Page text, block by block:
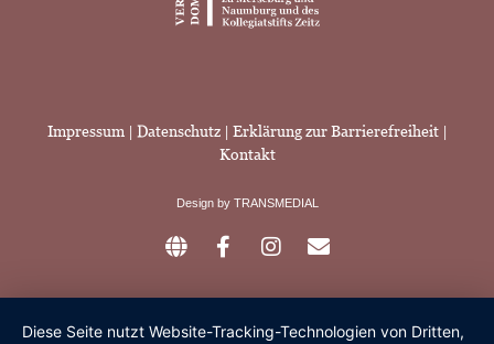
Impressum| Datenschutz | Erklärung zur Barrierefreiheit |
Kontakt
Design by TRANSMEDIAL
Diese Seite nutzt Website-Tracking-Technologien von Dritten,